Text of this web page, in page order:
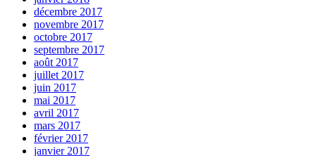
décembre 2017
novembre 2017
octobre 2017
septembre 2017
août 2017
juillet 2017
juin 2017
mai 2017
avril 2017
mars 2017
février 2017
janvier 2017